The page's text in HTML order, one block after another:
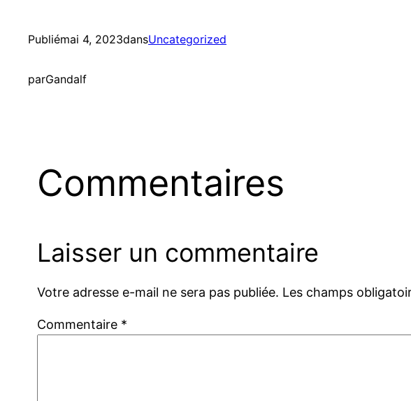
Publiémai 4, 2023dansUncategorized
parGandalf
Commentaires
Laisser un commentaire
Votre adresse e-mail ne sera pas publiée. Les champs
Commentaire *